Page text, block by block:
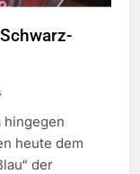
hingegen
heute dem
der